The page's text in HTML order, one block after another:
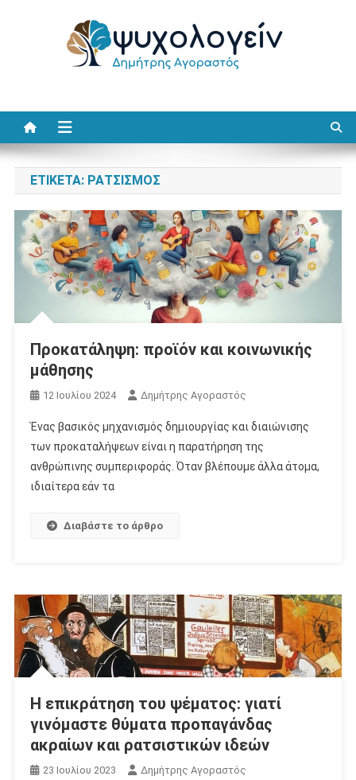
ΕΤΙΚΈΤΑ: ΡΑΤΣΙΣΜΌΣ
Προκατάληψη: προϊόν και κοινωνικής
μάθησης
12 Ιουλίου 2024 Δημήτρης Αγοραστός
Ένας βασικός μηχανισμός δημιουργίας και διαιώνισης
των προκαταλήψεων είναι η παρατήρηση της
ανθρώπινης συμπεριφοράς. Όταν βλέπουμε άλλα άτομα,
ιδιαίτερα εάν τα
Διαβάστε το άρθρο
Η επικράτηση του ψέματος: γιατί
γινόμαστε θύματα προπαγάνδας
ακραίων και ρατσιστικών ιδεών
23 Ιουλίου 2023 Δημήτρης Αγοραστός